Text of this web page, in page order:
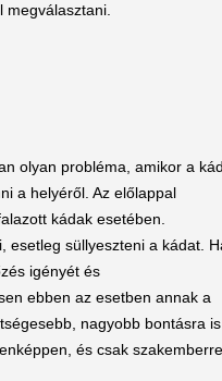
olyan probléma, amikor a kád
a helyéről. Az előlappal
kádak esetében.
esetleg süllyeszteni a kádat.
igényét és
ebben az esetben annak a
nagyobb bontásra is
és csak